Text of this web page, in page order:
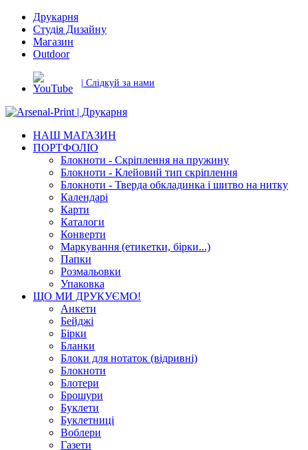
Друкарня
Студія Дизайну
Магазин
Outdoor
| Слідкуй за нами
НАШ МАГАЗИН
ПОРТФОЛІО
Блокноти - Скріплення на пружину
Блокноти - Клейовий тип скріплення
Блокноти - Тверда обкладинка і шитво на нитку
Календарі
Карти
Каталоги
Конверти
Маркування (етикетки, бірки...)
Папки
Розмальовки
Упаковка
ЩО МИ ДРУКУЄМО!
Анкети
Бейджі
Бірки
Бланки
Блоки для нотаток (відривні)
Блокноти
Блотери
Брошури
Буклети
Буклетниці
Воблери
Газети